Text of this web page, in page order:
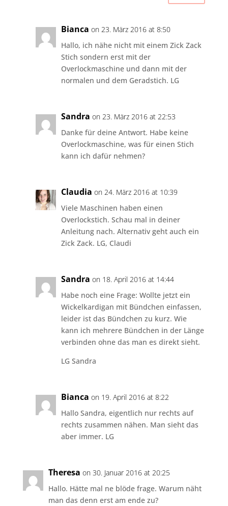
Bianca on 23. März 2016 at 8:50
Hallo, ich nähe nicht mit einem Zick Zack
Stich sondern erst mit der
Overlockmaschine und dann mit der
normalen und dem Geradstich. LG
Sandra on 23. März 2016 at 22:53
Danke für deine Antwort. Habe keine
Overlockmaschine, was für einen Stich
kann ich dafür nehmen?
Claudia on 24. März 2016 at 10:39
Viele Maschinen haben einen
Overlockstich. Schau mal in deiner
Anleitung nach. Alternativ geht auch ein
Zick Zack. LG, Claudi
Sandra on 18. April 2016 at 14:44
Habe noch eine Frage: Wollte jetzt ein
Wickelkardigan mit Bündchen einfassen,
leider ist das Bündchen zu kurz. Wie
kann ich mehrere Bündchen in der Länge
verbinden ohne das man es direkt sieht.
LG Sandra
Bianca on 19. April 2016 at 8:22
Hallo Sandra, eigentlich nur rechts auf
rechts zusammen nähen. Man sieht das
aber immer. LG
Theresa on 30. Januar 2016 at 20:25
Hallo. Hätte mal ne blöde frage. Warum näht
man das denn erst am ende zu?